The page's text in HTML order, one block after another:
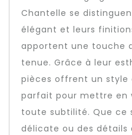
Chantelle se
élégant et leurs
apportent une touche
tenue. Grâce à leur
pièces offrent un style
parfait pour mettre en
toute subtilité. Que ce
délicate ou des détails